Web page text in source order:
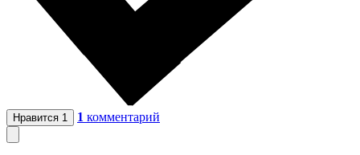
Нравится 1 1 комментарий